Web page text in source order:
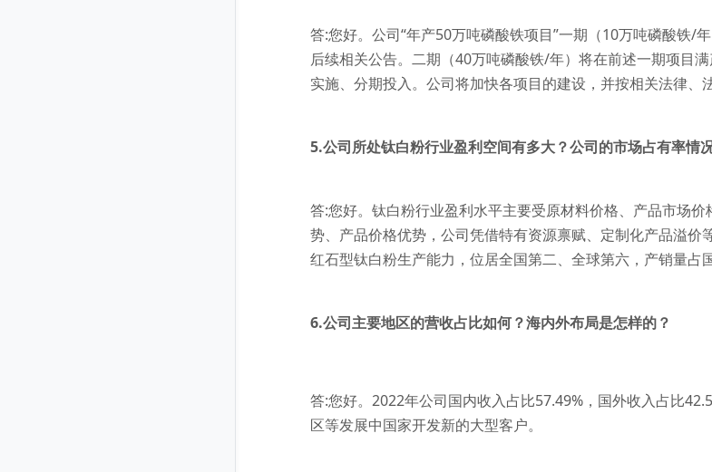
答:您好。公司“年产50万吨磷酸铁项目”一期（10万吨磷酸铁/
后续相关公告。二期（40万吨磷酸铁/年）将在前述一期项目
实施、分期投入。公司将加快各项目的建设，并按相关法律、
5.公司所处钛白粉行业盈利空间有多大？公司的市场占有率情
答:您好。钛白粉行业盈利水平主要受原材料价格、产品市场
势、产品价格优势，公司凭借特有资源禀赋、定制化产品溢
红石型钛白粉生产能力，位居全国第二、全球第六，产销量占
6.公司主要地区的营收占比如何？海内外布局是怎样的？
答:您好。2022年公司国内收入占比57.49%，国外收入占比
区等发展中国家开发新的大型客户。